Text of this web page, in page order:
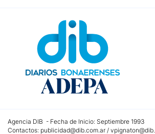
Agencia DIB - Fecha de Inicio: Septiembre 1993
Contactos: publicidad@dib.com.ar /